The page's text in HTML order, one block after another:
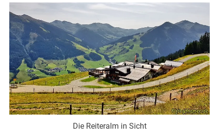
Die Reiteralm in Sicht